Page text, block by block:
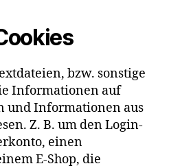
bzw. sonstige
Informationen auf
und Informationen aus
Z. B. um den Login-
einen
E-Shop, die